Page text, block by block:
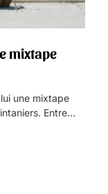
mixtape
une mixtape
Entre…